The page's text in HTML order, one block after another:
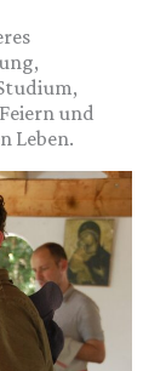
und
Leben.